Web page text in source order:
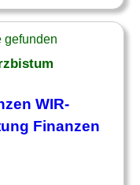
gefunden
WIR-
Finanzen